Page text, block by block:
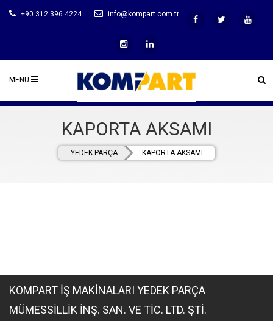
+90 312 396 4224 info@kompart.com.tr
MENU
KAPORTA AKSAMI
YEDEK PARÇA KAPORTA AKSAMI
KOMPART İŞ MAKİNALARI YEDEK PARÇA
MÜMESSİLLİK İNŞ. SAN. VE TİC. LTD. ŞTİ.